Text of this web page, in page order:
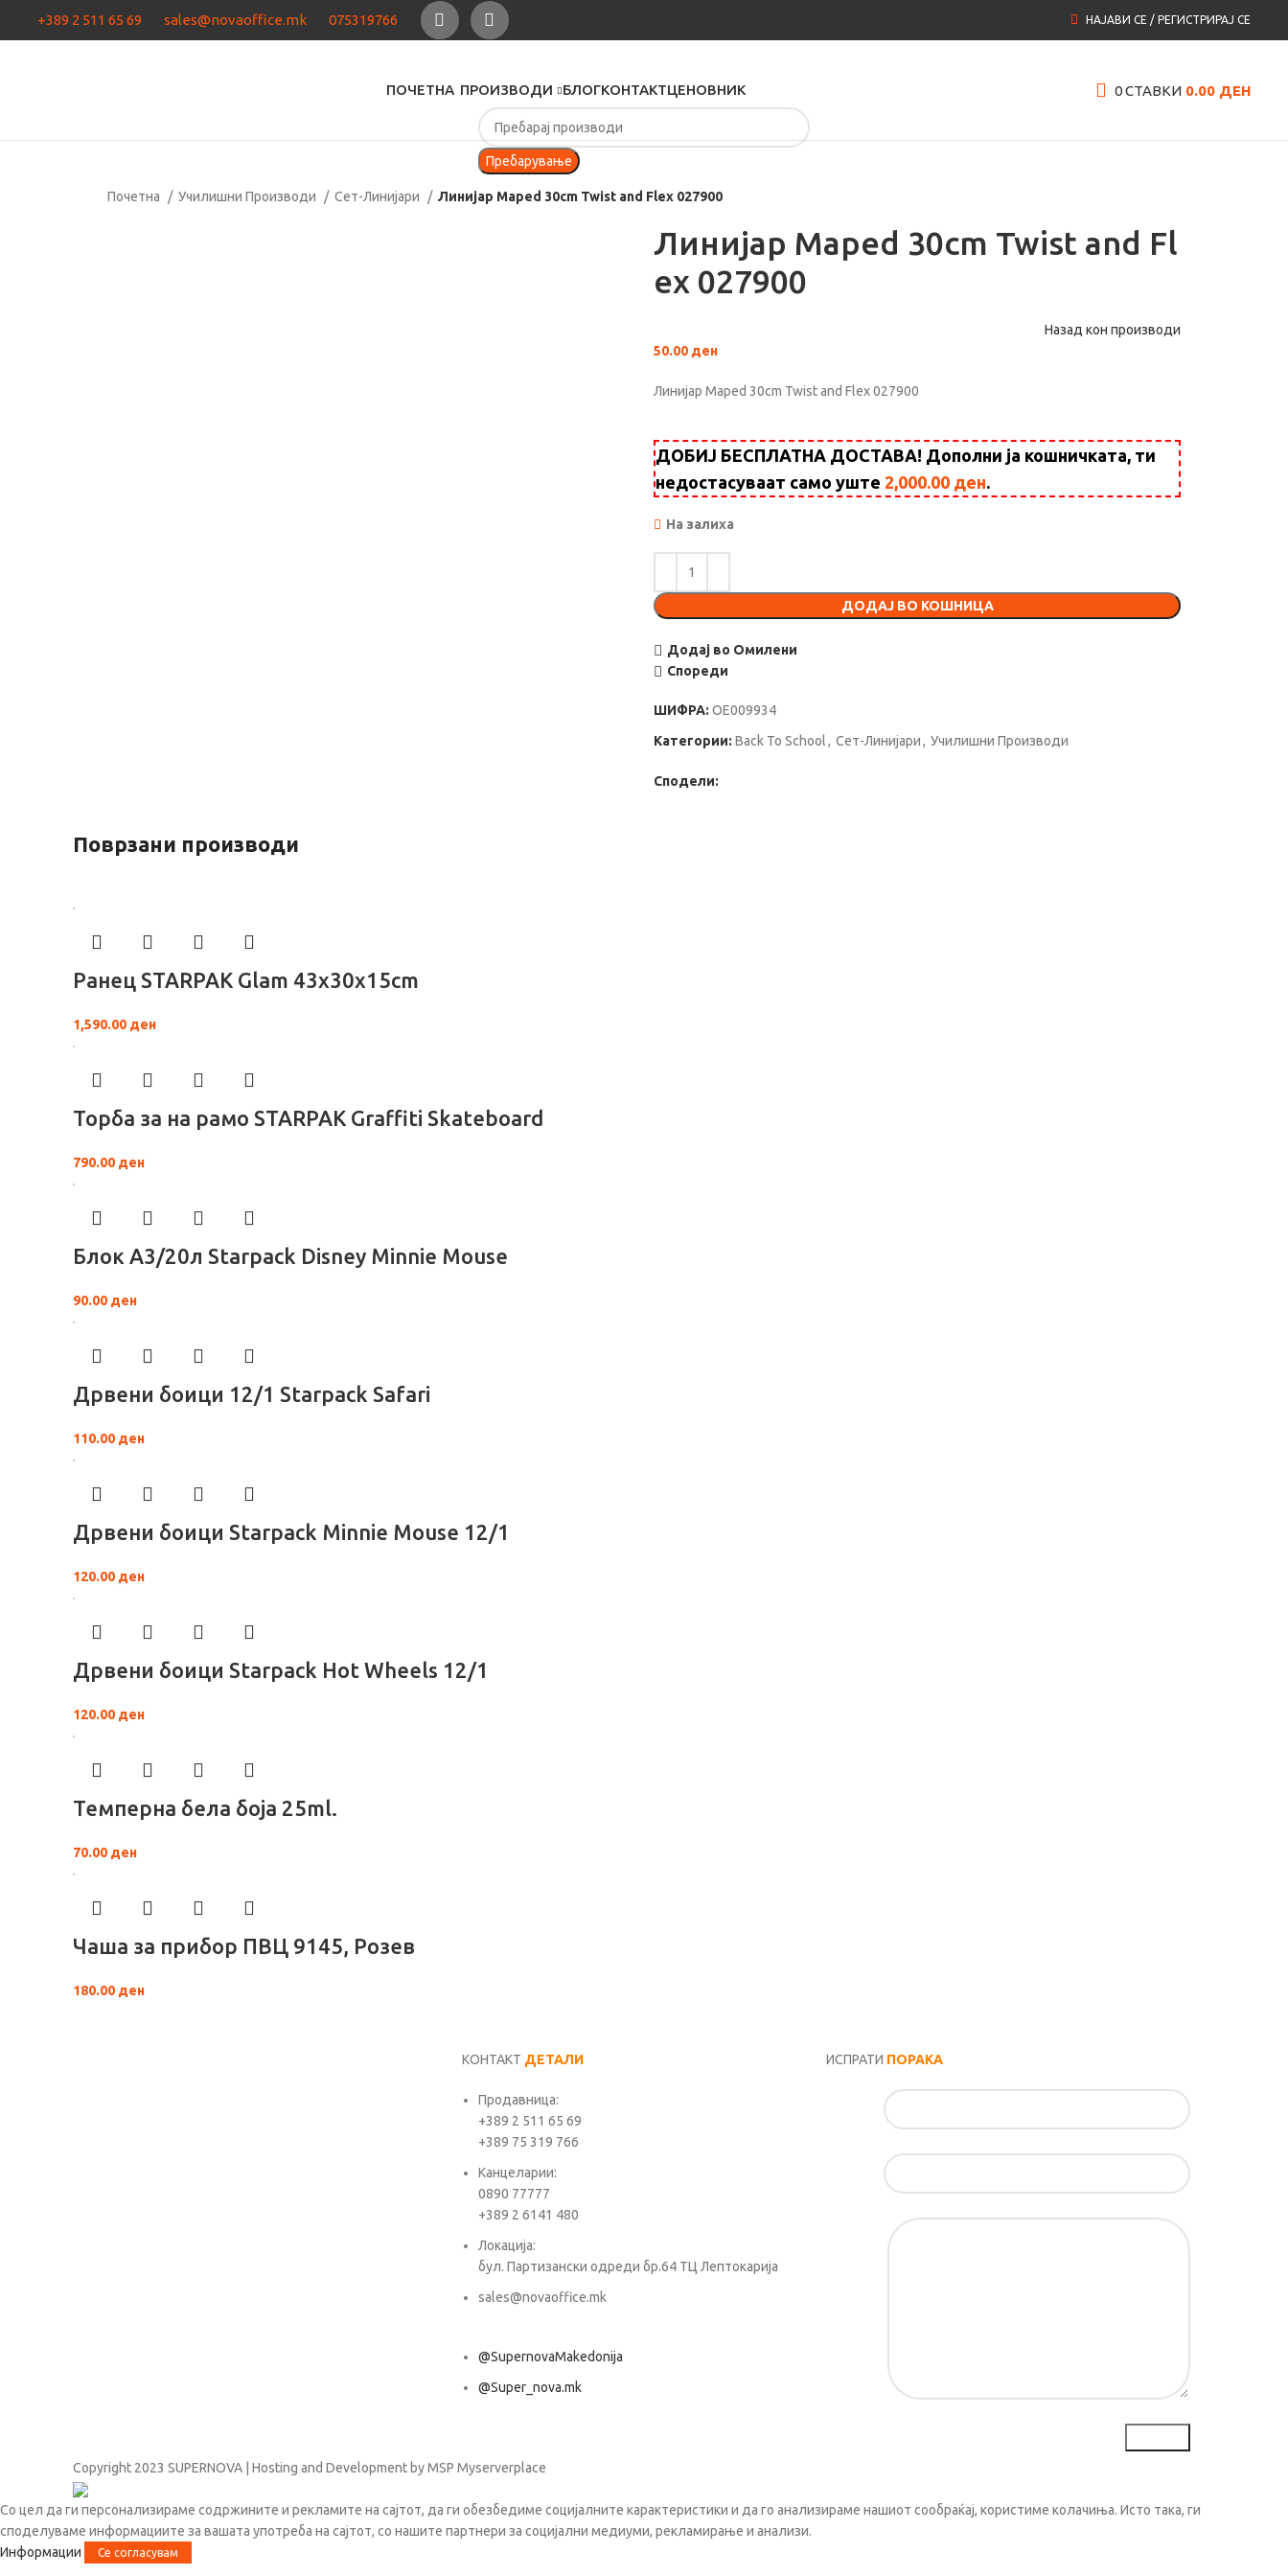
+389 2 511 65 69 sales@novaoffice.mk 075319766 НАЈАВИ СЕ / РЕГИСТРИРАЈ СЕ
ПОЧЕТНА ПРОИЗВОДИ БЛОГКОНТАКТЦЕНОВНИК 0СТАВКИ 0.00 ДЕН
Пребарување
Почетна Училишни Производи Сет-Линијари Линијар Maped 30cm Twist and Flex 027900
Линијар Maped 30cm Twist and Fl
ex 027900
Назад кон производи
50.00 ден
Линијар Maped 30cm Twist and Flex 027900
ДОБИЈ БЕСПЛАТНА ДОСТАВА! Дополни ја кошничката, ти
недостасуваат само уште 2,000.00 ден.
На залиха
ДОДАЈ ВО КОШНИЦА
Додај во Омилени
Спореди
ШИФРА: ОЕ009934
Категории: Back To School, Сет-Линијари, Училишни Производи
Сподели:
Поврзани производи
Ранец STARPAK Glam 43x30x15cm
1,590.00 ден
Торба за на рамо STARPAK Graffiti Skateboard
790.00 ден
Блок А3/20л Starpack Disney Minnie Mouse
90.00 ден
Дрвени боици 12/1 Starpack Safari
110.00 ден
Дрвени боици Starpack Minnie Mouse 12/1
120.00 ден
Дрвени боици Starpack Hot Wheels 12/1
120.00 ден
Темперна бела боја 25ml.
70.00 ден
Чаша за прибор ПВЦ 9145, Розев
180.00 ден
КОНТАКТ ДЕТАЛИ
Продавница:
+389 2 511 65 69
+389 75 319 766
Канцеларии:
0890 77777
+389 2 6141 480
Локација:
бул. Партизански одреди бр.64 ТЦ Лептокарија
sales@novaoffice.mk
@SupernovaMakedonija
@Super_nova.mk
ИСПРАТИ ПОРАКА
Copyright 2023 SUPERNOVA | Hosting and Development by MSP Myserverplace
Со цел да ги персонализираме содржините и рекламите на сајтот, да ги обезбедиме социјалните карактеристики и да го анализираме нашиот сообраќај, користиме колачиња. Исто така, ги
споделуваме информациите за вашата употреба на сајтот, со нашите партнери за социјални медиуми, рекламирање и анализи.
Информации
Се согласувам